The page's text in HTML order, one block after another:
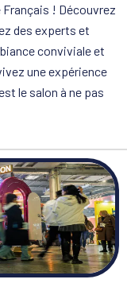
! Découvrez
des experts et
conviviale et
une expérience
le salon à ne pas